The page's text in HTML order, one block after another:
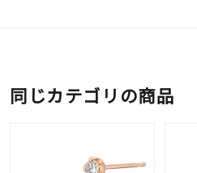
同じカテゴリの商品